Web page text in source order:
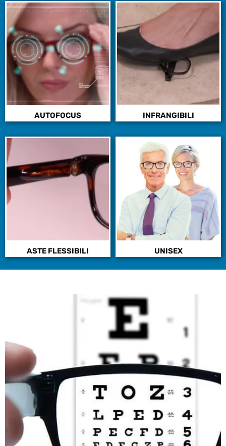
AUTOFOCUS INFRANGIBILI
ASTE FLESSIBILI UNISEX